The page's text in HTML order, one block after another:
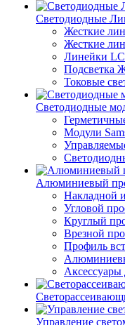
Светодиодные
Жесткие
Жесткие
Линейки
Подсветка
Токовые
Светодиодные
Модули
Алюминиевый
Накладной
Угловой
Круглый
Врезной
Профиль
Аксессуары
Управление